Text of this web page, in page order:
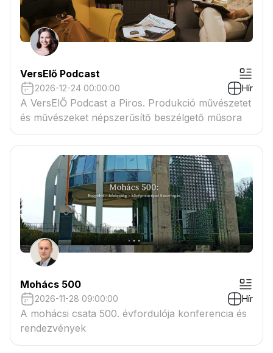
VersElő Podcast
2026-12-24 00:00:00 Hír
A VersElŐ Podcast a Piros. Produkció művészetet
és művészeket népszerűsítő beszélgető műsora
Mohács 500
2026-11-28 09:00:00 Hír
A mohácsi csata 500. évfordulója konferencia és
rendezvények